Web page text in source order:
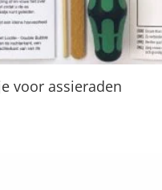
voor assieraden